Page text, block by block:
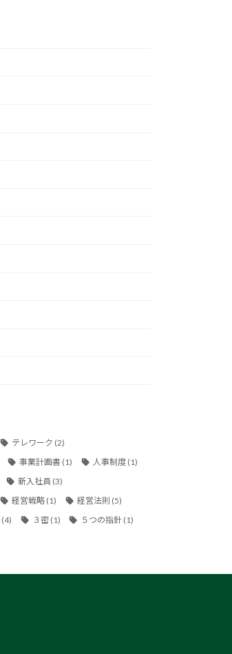
テレワーク (2)
事業計画書 (1) 人事制度(1)
新入社員 (3)
経営戦略 (1) 経営法則 (5)
(4) ３密(1) ５つの指針 (1)